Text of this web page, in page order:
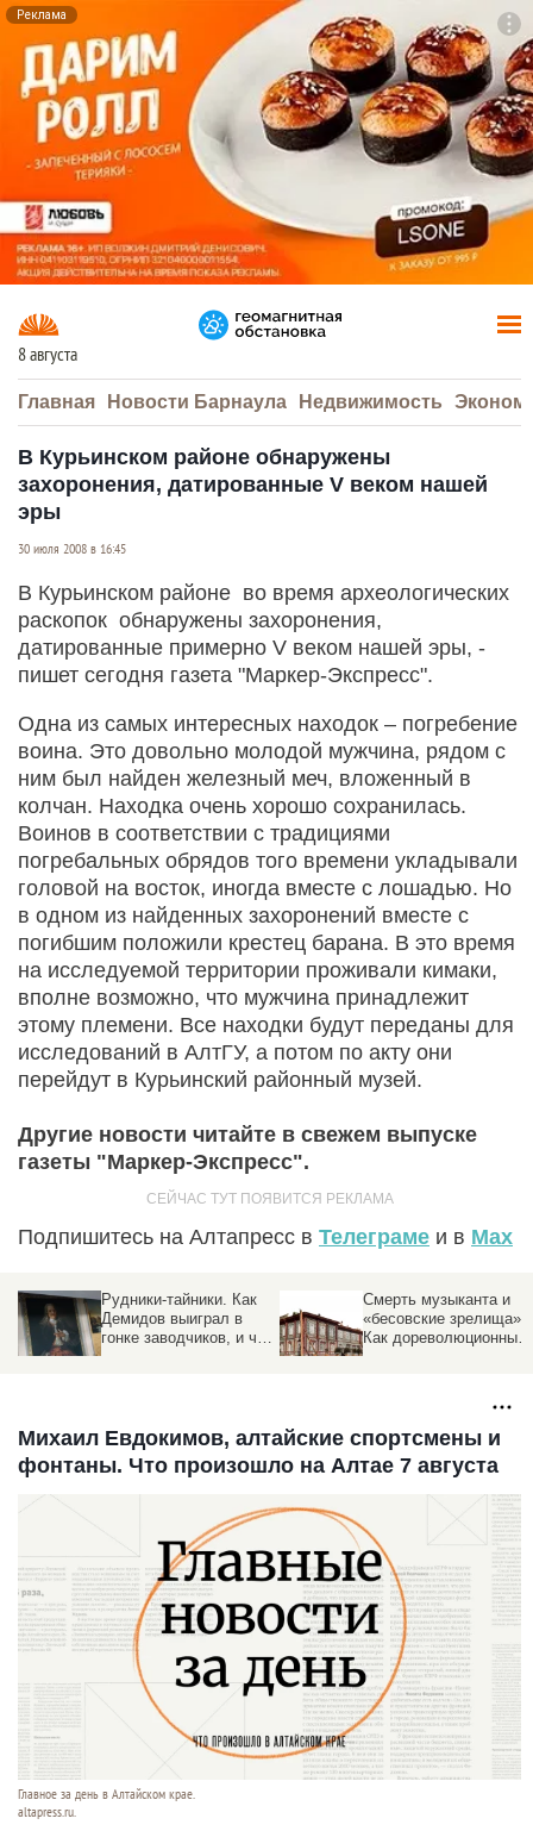
Реклама
8 августа
Главная Новости Барнаула Недвижимость
В Курьинском районе обнаружены
захоронения, датированные V веком нашей
эры
30 июля 2008 в 16:45
В Курьинском районе во время археологических
раскопок обнаружены захоронения,
датированные примерно V веком нашей эры, -
пишет сегодня газета "Маркер-Экспресс".
Одна из самых интересных находок – погребение
воина. Это довольно молодой мужчина, рядом с
ним был найден железный меч, вложенный в
колчан. Находка очень хорошо сохранилась.
Воинов в соответствии с традициями
погребальных обрядов того времени укладывали
головой на восток, иногда вместе с лошадью. Но
в одном из найденных захоронений вместе с
погибшим положили крестец барана. В это время
на исследуемой территории проживали кимаки,
вполне возможно, что мужчина принадлежит
этому племени. Все находки будут переданы для
исследований в АлтГУ, а потом по акту они
перейдут в Курьинский районный музей.
Другие новости читайте в свежем выпуске
газеты "Маркер-Экспресс".
Подпишитесь на Алтапресс в Телеграме и в Max
Смерть музыканта и
«бесовские зрелища».
Как дореволюционный
Демидовский род. Как
одна семья владела
заводами, жертвовала
Михаил Евдокимов, алтайские спортсмены и
фонтаны. Что произошло на Алтае 7 августа
Главное за день в Алтайском крае.
altapress.ru.